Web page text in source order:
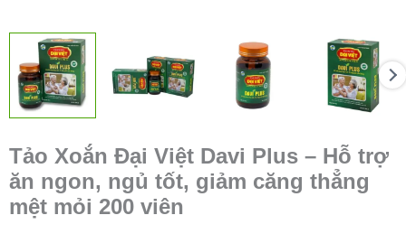
Tảo Xoắn Đại Việt Davi Plus – Hỗ trợ
ăn ngon, ngủ tốt, giảm căng thẳng
mệt mỏi 200 viên